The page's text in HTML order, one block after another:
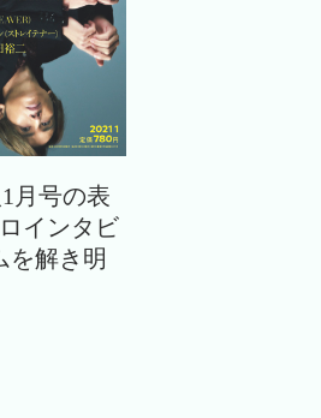
月号の表
インタビ
を解き明